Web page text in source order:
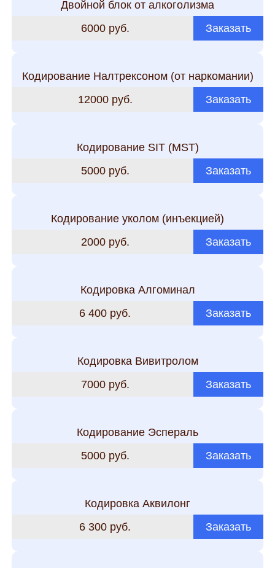
Двойной блок от алкоголизма
6000 руб.
Заказать
Кодирование Налтрексоном (от наркомании)
12000 руб.
Заказать
Кодирование SIT (MST)
5000 руб.
Заказать
Кодирование уколом (инъекцией)
2000 руб.
Заказать
Кодировка Алгоминал
6 400 руб.
Заказать
Кодировка Вивитролом
7000 руб.
Заказать
Кодирование Эспераль
5000 руб.
Заказать
Кодировка Аквилонг
6 300 руб.
Заказать